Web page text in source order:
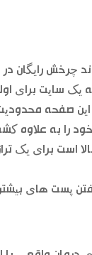
چرخش رایگان
در این صفحه
است برای